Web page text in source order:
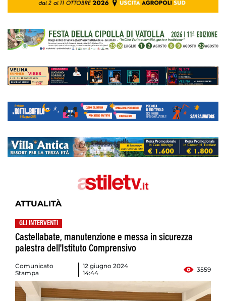
ATTUALITÀ
GLI INTERVENTI
Castellabate, manutenzione e messa in sicurezza
palestra dell'Istituto Comprensivo
Comunicato
Stampa
12 giugno 2024
14:44
3559